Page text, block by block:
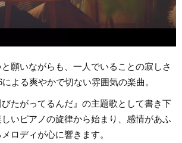
願いながらも、一人でいることの寂しさ
よる爽やかで切ない雰囲気の楽曲。
たがってるんだ』の主題歌として書き下
いピアノの旋律から始まり、感情があふ
ロディが心に響きます。